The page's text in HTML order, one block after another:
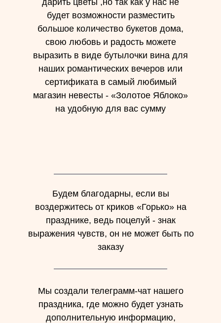
дарить цветы ,но так как у нас не
будет возможности разместить
большое количество букетов дома,
свою любовь и радость можете
выразить в виде бутылочки вина для
наших романтических вечеров или
сертификата в самый любимый
магазин невесты - «Золотое Яблоко»
на удобную для вас сумму
Будем благодарны, если вы
воздержитесь от криков «Горько» на
празднике, ведь поцелуй - знак
выражения чувств, он не может быть по
заказу
Мы создали телеграмм-чат нашего
праздника, где можно будет узнать
дополнительную информацию,